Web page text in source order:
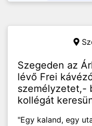
Szegeden az
lévő Frei
személyzetet,-
kollégát
"Egy kaland, egy